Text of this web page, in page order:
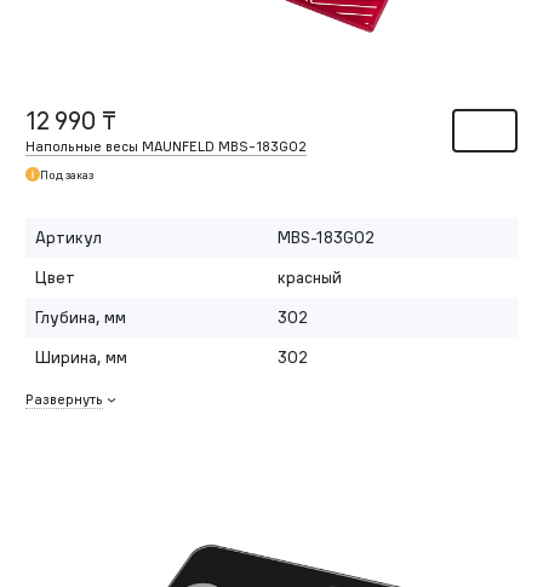
12 990 ₸
Напольные весы MAUNFELD MBS-183G02
Под заказ
Артикул
MBS-183G02
Цвет
красный
Глубина, мм
302
Ширина, мм
302
Развернуть